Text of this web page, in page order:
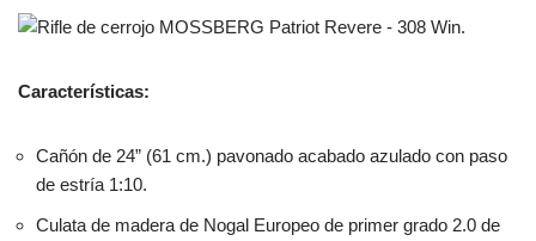
Características:
Cañón de 24” (61 cm.) pavonado acabado azulado con paso
de estría 1:10.
Culata de madera de Nogal Europeo de primer grado 2.0 de